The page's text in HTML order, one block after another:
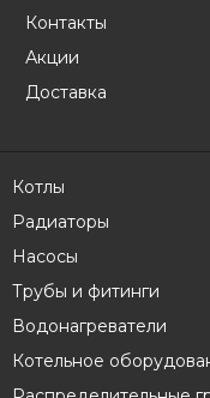
Контакты
Акции
Доставка
Котлы
Радиаторы
Насосы
Трубы и фитинги
Водонагреватели
Котельное